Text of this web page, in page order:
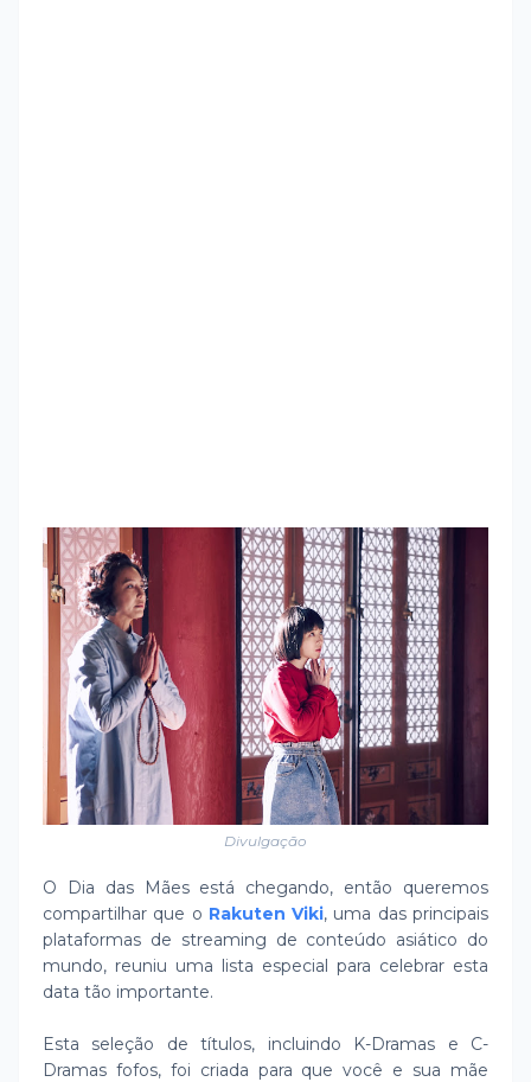
Divulgação
O Dia das Mães está chegando, então queremos
compartilhar que o Rakuten Viki, uma das principais
plataformas de streaming de conteúdo asiático do
mundo, reuniu uma lista especial para celebrar esta
data tão importante.
Esta seleção de títulos, incluindo K-Dramas e C-
Dramas fofos, foi criada para que você e sua mãe